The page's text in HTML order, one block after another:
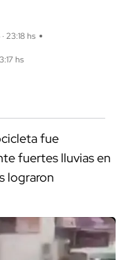
23:18 hs
hs
fue
fuertes lluvias en
lograron